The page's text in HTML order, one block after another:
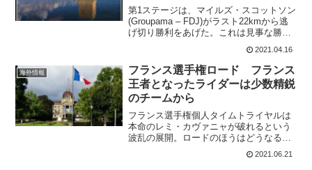
第1ステージは、マイルズ・スコットソン
(Groupama – FDJ)がラスト22kmから逃
げ切り勝利をあげた。これは見事な勝
利。これはGroupama – FDJにとってはチ
ーム4勝目の勝利となっている。マイル
ズ・スコットソンのリードは3...
2021.04.16
海外情報
フランス選手権ロード フランス
王者となったライダーは少数精鋭
のチームから
フランス選手権個人タイムトライヤルは
本命のレミ・カヴァニャが破れるという
波乱の展開。ロードのほうはどうなるだ
ろうか?フランス選手権ロード 242.9km
距離は242.9km。昨年はブルターニュ地
2021.06.21